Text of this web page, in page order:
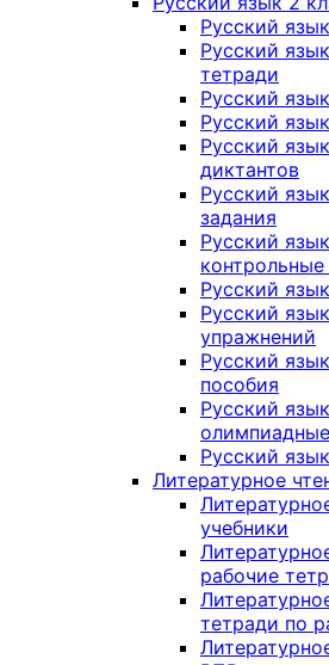
Русский
Русский
тетради
Русский
Русский
Русский
диктантов
Русский
задания
Русский
Русский
Русский
упражнений
Русский
пособия
Русский
Русский
Литературное
учебники
рабочие
тетради по